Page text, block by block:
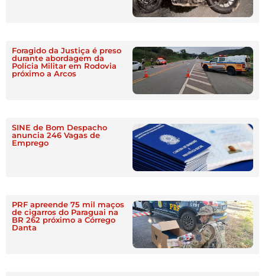
Foragido da Justiça é preso
durante abordagem da
Polícia Militar em Rodovia
próximo a Arcos
SINE de Bom Despacho
anuncia 246 Vagas de
Emprego
PRF apreende 75 mil maços
de cigarros do Paraguai na
BR 262 próximo a Córrego
Danta